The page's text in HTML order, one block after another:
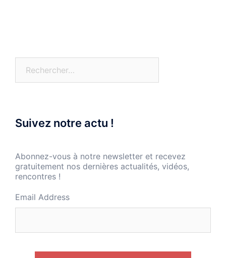
Suivez notre actu !
Abonnez-vous à notre newsletter et recevez
gratuitement nos dernières actualités, vidéos,
rencontres !
Email Address